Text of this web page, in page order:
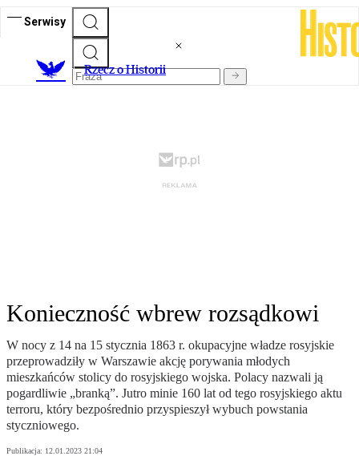
Serwisy
Rzecz o Historii
Konieczność wbrew rozsądkowi
W nocy z 14 na 15 stycznia 1863 r. okupacyjne władze rosyjskie
przeprowadziły w Warszawie akcję porywania młodych
mieszkańców stolicy do rosyjskiego wojska. Polacy nazwali ją
pogardliwie „branką”. Jutro minie 160 lat od tego rosyjskiego aktu
terroru, który bezpośrednio przyspieszył wybuch powstania
styczniowego.
Publikacja: 12.01.2023 21:04